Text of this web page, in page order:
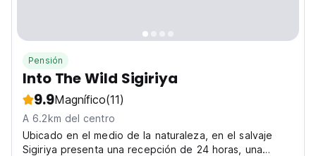
Pensión
Into The Wild Sigiriya
9.9Magnífico(11)
A 6.2km del centro
Ubicado en el medio de la naturaleza, en el salvaje
Sigiriya presenta una recepción de 24 horas, una